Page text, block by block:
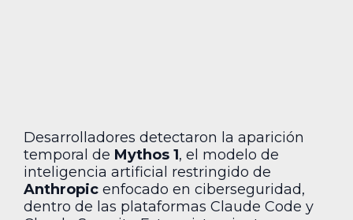
Desarrolladores detectaron la aparición
temporal de Mythos 1, el modelo de
inteligencia artificial restringido de
Anthropic enfocado en ciberseguridad,
dentro de las plataformas Claude Code y